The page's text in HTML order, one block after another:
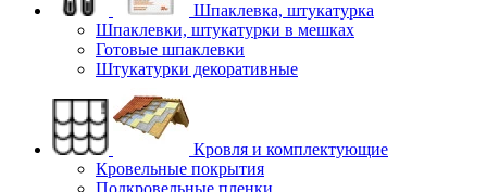
Шпаклевка, штукатурка
Шпаклевки, штукатурки в мешках
Готовые шпаклевки
Штукатурки декоративные
Кровля и комплектующие
Кровельные покрытия